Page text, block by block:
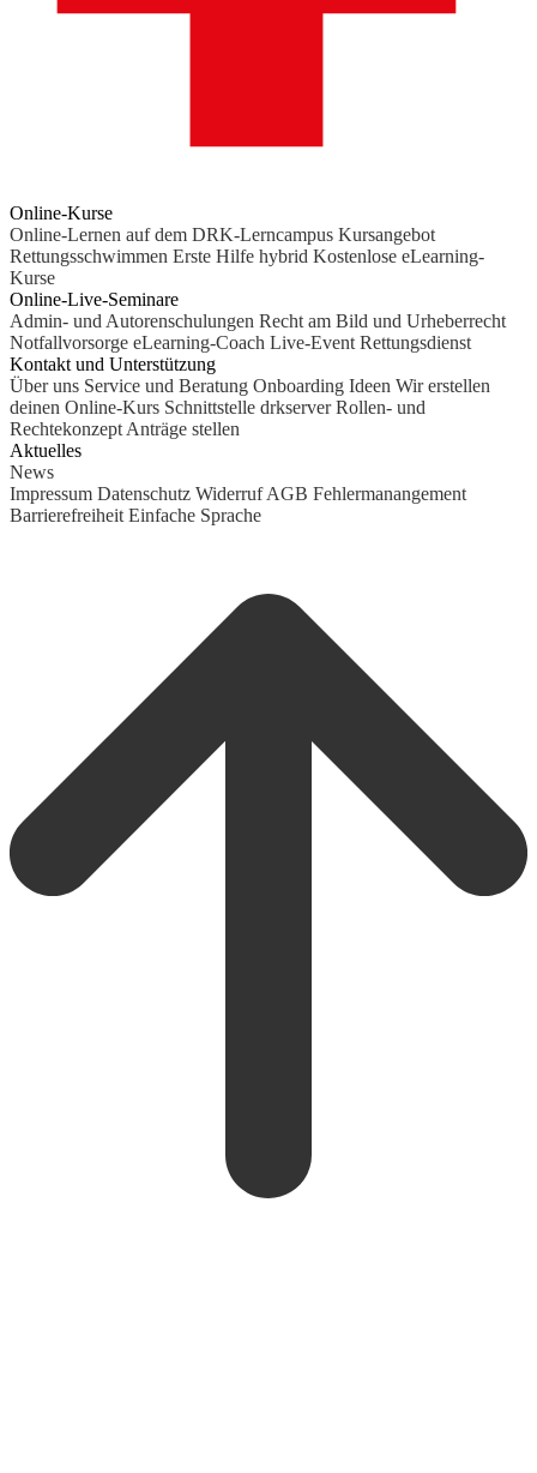
Online-Kurse
Online-Lernen auf dem DRK-Lerncampus Kursangebot
Rettungsschwimmen Erste Hilfe hybrid Kostenlose eLearning-
Kurse
Online-Live-Seminare
Admin- und Autorenschulungen Recht am Bild und Urheberrecht
Notfallvorsorge eLearning-Coach Live-Event Rettungsdienst
Kontakt und Unterstützung
Über uns Service und Beratung Onboarding Ideen Wir erstellen
deinen Online-Kurs Schnittstelle drkserver Rollen- und
Rechtekonzept Anträge stellen
Aktuelles
News
Impressum Datenschutz Widerruf AGB Fehlermanangement
Barrierefreiheit Einfache Sprache